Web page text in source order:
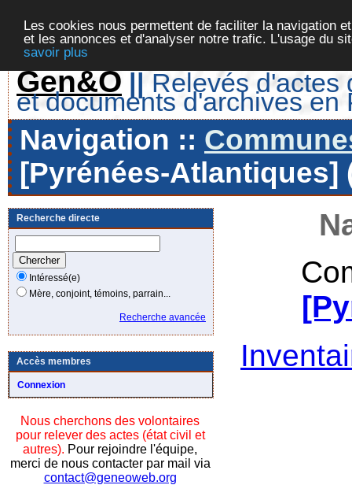
Les cookies nous permettent de faciliter la navigation
et les annonces et d'analyser notre trafic. L'usage du
savoir plus
Gen&O || Relevés d'actes
et documents d'archives en
Navigation ::
[Pyrénées-Atlantiques]
Recherche directe
Intéressé(e)
Mère, conjoint, témoins, parrain...
Recherche avancée
Accès membres
Connexion
Nous cherchons des volontaires
pour relever des actes (état civil et
autres). Pour rejoindre l'équipe,
merci de nous contacter par mail via
contact@geneoweb.org